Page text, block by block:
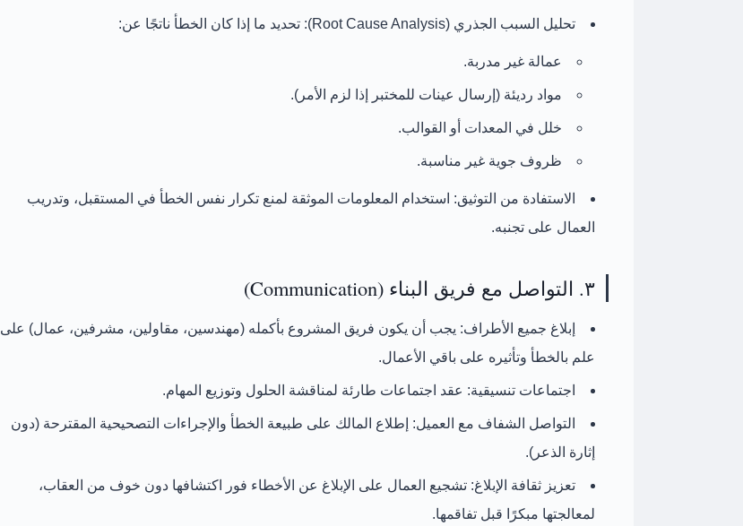
تحليل السبب الجذري (Root Cause Analysis): تحديد ما إذا كان الخطأ ناتجًا عن:
عمالة غير مدربة.
مواد رديئة (إرسال عينات للمختبر إذا لزم الأمر).
خلل في المعدات أو القوالب.
ظروف جوية غير مناسبة.
الاستفادة من التوثيق: استخدام المعلومات الموثقة لمنع تكرار نفس الخطأ في المستقبل، وتدريب
العمال على تجنبه.
٣. التواصل مع فريق البناء (Communication)
إبلاغ جميع الأطراف: يجب أن يكون فريق المشروع بأكمله (مهندسين، مقاولين، مشرفين، عمال) على
علم بالخطأ وتأثيره على باقي الأعمال.
اجتماعات تنسيقية: عقد اجتماعات طارئة لمناقشة الحلول وتوزيع المهام.
التواصل الشفاف مع العميل: إطلاع المالك على طبيعة الخطأ والإجراءات التصحيحية المقترحة (دون
إثارة الذعر).
تعزيز ثقافة الإبلاغ: تشجيع العمال على الإبلاغ عن الأخطاء فور اكتشافها دون خوف من العقاب،
لمعالجتها مبكرًا قبل تفاقمها.